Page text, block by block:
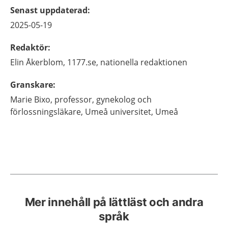
Senast uppdaterad:
2025-05-19
Redaktör:
Elin Åkerblom, 1177.se, nationella redaktionen
Granskare:
Marie Bixo, professor, gynekolog och
förlossningsläkare, Umeå universitet, Umeå
Mer innehåll på lättläst och andra
språk